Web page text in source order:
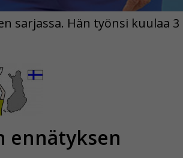
ennätyksen
sarjassa. Hän työnsi kuulaa